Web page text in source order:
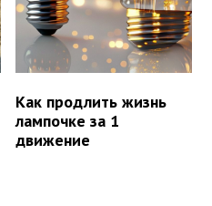
Как продлить жизнь
лампочке за 1
движение